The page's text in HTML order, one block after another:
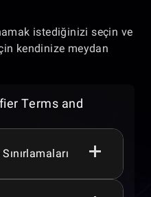
istediğinizi seçin ve
kendinize meydan
Terms and